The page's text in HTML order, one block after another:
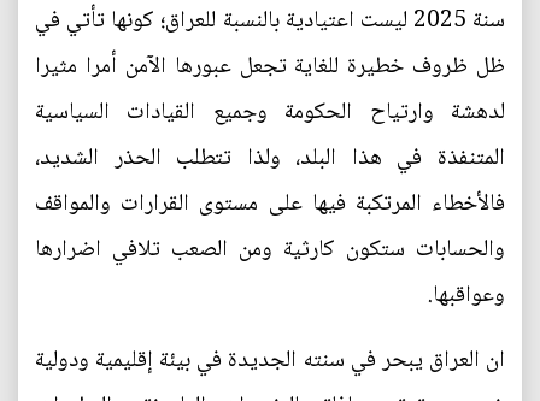
سنة 2025 ليست اعتيادية بالنسبة للعراق؛ كونها تأتي في
ظل ظروف خطيرة للغاية تجعل عبورها الآمن أمرا مثيرا
لدهشة وارتياح الحكومة وجميع القيادات السياسية
المتنفذة في هذا البلد، ولذا تتطلب الحذر الشديد،
فالأخطاء المرتكبة فيها على مستوى القرارات والمواقف
والحسابات ستكون كارثية ومن الصعب تلافي اضرارها
وعواقبها.
ان العراق يبحر في سنته الجديدة في بيئة إقليمية ودولية